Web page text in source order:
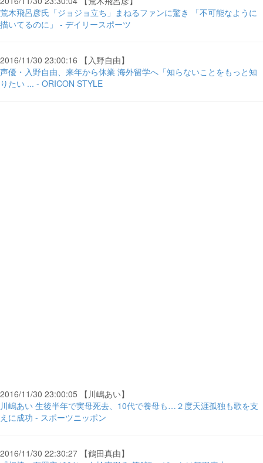
荒木飛呂彦氏「ジョジョ立ち」まねるファンに驚き 「不可能なように
描いてるのに」 - デイリースポーツ
2016/11/30 23:00:16 【入野自由】
声優・入野自由、来年から休業 海外留学へ「知らないことをもっと知
りたい ... - ORICON STYLE
2016/11/30 23:00:05 【川嶋あい】
川嶋あい 生後半年で実母死去、10代で養母も…２度天涯孤独も歌を支
えに成功 - スポーツニッポン
2016/11/30 22:30:27 【鶴田真由】